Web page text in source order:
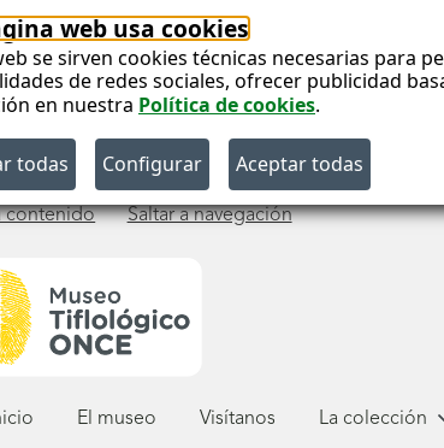
web usa cookies
se sirven cookies técnicas necesarias para
de redes sociales, ofrecer publicidad
en nuestra Política de cookies.
contenido Saltar a navegación
El museo Visítanos La colección